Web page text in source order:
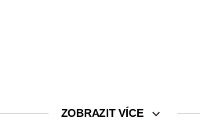
ZOBRAZIT VÍCE